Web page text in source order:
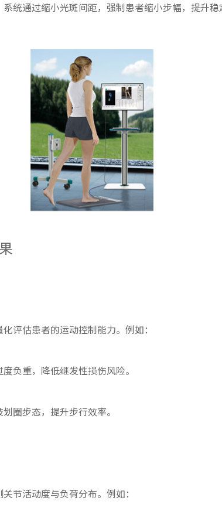
统通过缩小光斑间距，强制患者缩小步幅，提升
评估患者的运动控制能力。例如：
负重，降低继发性损伤风险。
圈步态，提升步行效率。
节活动度与负荷分布。例如：